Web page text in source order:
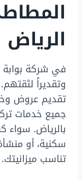
الرياض
في شركة بوابة
وتقديراً
تقديم عروض
جميع خدمات
بالرياض. سواء
سكنية، أو
تناسب ميزانيتك.